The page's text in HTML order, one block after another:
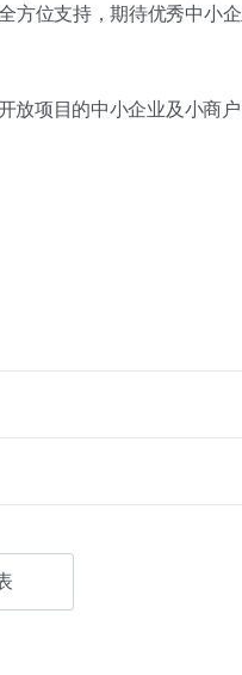
方位支持，期待优秀中小
放项目的中小企业及小商